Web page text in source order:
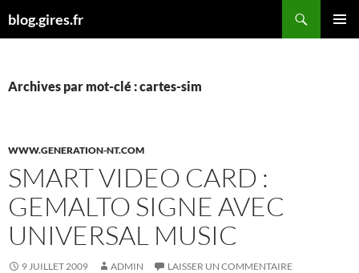
aublog.gires.fr
Archives par mot-clé : cartes-sim
WWW.GENERATION-NT.COM
SMART VIDEO CARD :
GEMALTO SIGNE AVEC
UNIVERSAL MUSIC
9 JUILLET 2009 ADMIN LAISSER UN COMMENTAIRE